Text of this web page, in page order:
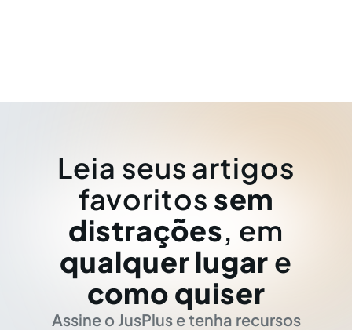
Leia seus artigos
favoritos sem
distrações, em
qualquer lugar e
como quiser
Assine o JusPlus e tenha recursos